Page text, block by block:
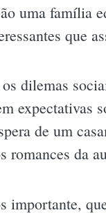
uma família
que
dilemas
expectativas
de um
romances da
importante,